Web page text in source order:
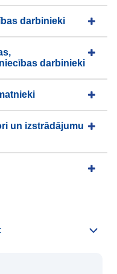
darbinieki
darbinieki
un izstrādājumu